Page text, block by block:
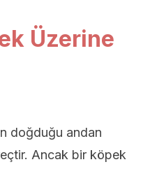
Üzerine
doğduğu andan
Ancak bir köpek